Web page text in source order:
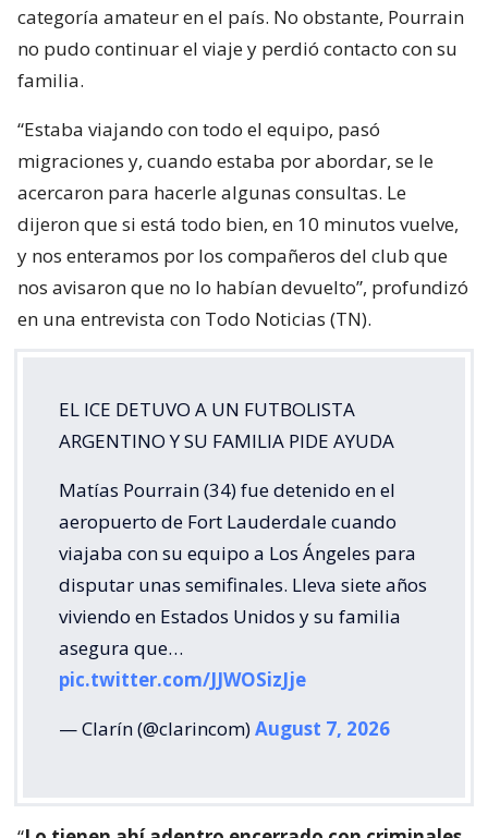
categoría amateur en el país. No obstante, Pourrain
no pudo continuar el viaje y perdió contacto con su
familia.
“Estaba viajando con todo el equipo, pasó
migraciones y, cuando estaba por abordar, se le
acercaron para hacerle algunas consultas. Le
dijeron que si está todo bien, en 10 minutos vuelve,
y nos enteramos por los compañeros del club que
nos avisaron que no lo habían devuelto”, profundizó
en una entrevista con Todo Noticias (TN).
EL ICE DETUVO A UN FUTBOLISTA
ARGENTINO Y SU FAMILIA PIDE AYUDA
Matías Pourrain (34) fue detenido en el
aeropuerto de Fort Lauderdale cuando
viajaba con su equipo a Los Ángeles para
disputar unas semifinales. Lleva siete años
viviendo en Estados Unidos y su familia
asegura que…
pic.twitter.com/JJWOSizJje
— Clarín (@clarincom)August 7, 2026